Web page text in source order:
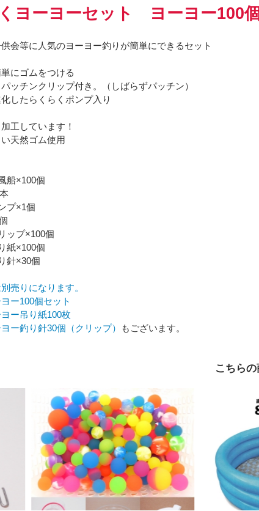
ヨーヨーセット ヨーヨー100
会等に人気のヨーヨー釣りが簡単にできるセット
にゴムをつける
ッチンクリップ付き。（しばらずパッチン）
したらくらくポンプ入り
工しています！
天然ゴム使用
船×100個
プ×1個
ップ×100個
紙×100個
針×30個
売りになります。
ー100個セット
ー吊り紙100枚
ー釣り針30個（クリップ）
もございます。
こちら